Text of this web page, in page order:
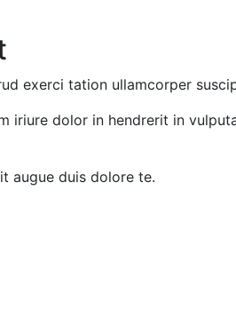
exerci tation ullamcorper
iriure dolor in hendrerit in
augue duis dolore te.